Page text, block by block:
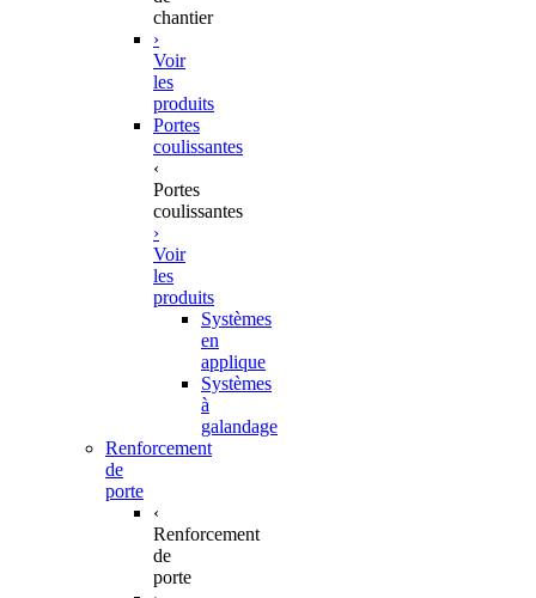
chantier
›
Voir
les
produits
Portes
coulissantes
‹
Portes
coulissantes
›
Voir
les
produits
Systèmes
en
applique
Systèmes
à
galandage
Renforcement
de
porte
‹
Renforcement
de
porte